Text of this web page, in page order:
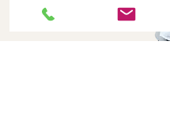
En savoir +